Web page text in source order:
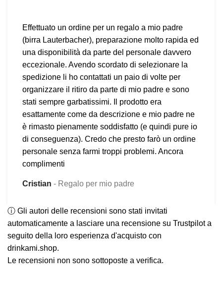
Effettuato un ordine per un regalo a mio padre
(birra Lauterbacher), preparazione molto rapida ed
una disponibilità da parte del personale davvero
eccezionale. Avendo scordato di selezionare la
spedizione li ho contattati un paio di volte per
organizzare il ritiro da parte di mio padre e sono
stati sempre garbatissimi. Il prodotto era
esattamente come da descrizione e mio padre ne
è rimasto pienamente soddisfatto (e quindi pure io
di conseguenza). Credo che presto farò un ordine
personale senza farmi troppi problemi. Ancora
complimenti
Cristian Regalo per mio padre
ⓘ Gli autori delle recensioni sono stati invitati
automaticamente a lasciare una recensione su Trustpilot a
seguito della loro esperienza d'acquisto con
drinkami.shop.
Le recensioni non sono sottoposte a verifica.